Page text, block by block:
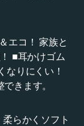
エコ！ 家族と
■耳かけゴム
なりにくい！
きます。
らかくソフト